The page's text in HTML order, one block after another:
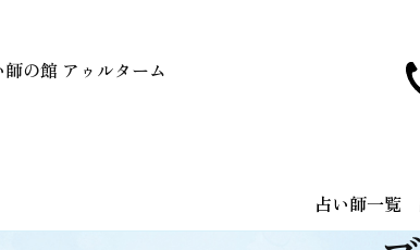
の館 アゥルターム
占い師一覧